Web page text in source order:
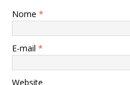
Nome *
E-mail *
Website